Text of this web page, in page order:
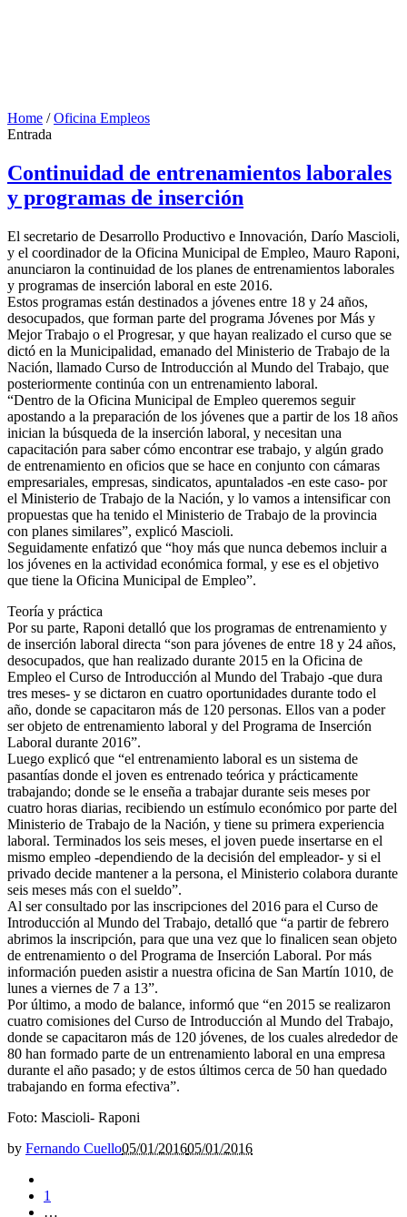
Home /Oficina Empleos
Entrada
Continuidad de entrenamientos laborales
y programas de inserción
El secretario de Desarrollo Productivo e Innovación, Darío Mascioli,
y el coordinador de la Oficina Municipal de Empleo, Mauro Raponi,
anunciaron la continuidad de los planes de entrenamientos laborales
y programas de inserción laboral en este 2016.
Estos programas están destinados a jóvenes entre 18 y 24 años,
desocupados, que forman parte del programa Jóvenes por Más y
Mejor Trabajo o el Progresar, y que hayan realizado el curso que se
dictó en la Municipalidad, emanado del Ministerio de Trabajo de la
Nación, llamado Curso de Introducción al Mundo del Trabajo, que
posteriormente continúa con un entrenamiento laboral.
“Dentro de la Oficina Municipal de Empleo queremos seguir
apostando a la preparación de los jóvenes que a partir de los 18 años
inician la búsqueda de la inserción laboral, y necesitan una
capacitación para saber cómo encontrar ese trabajo, y algún grado
de entrenamiento en oficios que se hace en conjunto con cámaras
empresariales, empresas, sindicatos, apuntalados -en este caso- por
el Ministerio de Trabajo de la Nación, y lo vamos a intensificar con
propuestas que ha tenido el Ministerio de Trabajo de la provincia
con planes similares”, explicó Mascioli.
Seguidamente enfatizó que “hoy más que nunca debemos incluir a
los jóvenes en la actividad económica formal, y ese es el objetivo
que tiene la Oficina Municipal de Empleo”.
Teoría y práctica
Por su parte, Raponi detalló que los programas de entrenamiento y
de inserción laboral directa “son para jóvenes de entre 18 y 24 años,
desocupados, que han realizado durante 2015 en la Oficina de
Empleo el Curso de Introducción al Mundo del Trabajo -que dura
tres meses- y se dictaron en cuatro oportunidades durante todo el
año, donde se capacitaron más de 120 personas. Ellos van a poder
ser objeto de entrenamiento laboral y del Programa de Inserción
Laboral durante 2016”.
Luego explicó que “el entrenamiento laboral es un sistema de
pasantías donde el joven es entrenado teórica y prácticamente
trabajando; donde se le enseña a trabajar durante seis meses por
cuatro horas diarias, recibiendo un estímulo económico por parte del
Ministerio de Trabajo de la Nación, y tiene su primera experiencia
laboral. Terminados los seis meses, el joven puede insertarse en el
mismo empleo -dependiendo de la decisión del empleador- y si el
privado decide mantener a la persona, el Ministerio colabora durante
seis meses más con el sueldo”.
Al ser consultado por las inscripciones del 2016 para el Curso de
Introducción al Mundo del Trabajo, detalló que “a partir de febrero
abrimos la inscripción, para que una vez que lo finalicen sean objeto
de entrenamiento o del Programa de Inserción Laboral. Por más
información pueden asistir a nuestra oficina de San Martín 1010, de
lunes a viernes de 7 a 13”.
Por último, a modo de balance, informó que “en 2015 se realizaron
cuatro comisiones del Curso de Introducción al Mundo del Trabajo,
donde se capacitaron más de 120 jóvenes, de los cuales alrededor de
80 han formado parte de un entrenamiento laboral en una empresa
durante el año pasado; y de estos últimos cerca de 50 han quedado
trabajando en forma efectiva”.
Foto: Mascioli- Raponi
by Fernando Cuello05/01/201605/01/2016
1
…